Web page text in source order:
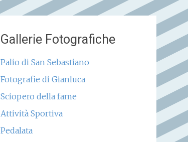
Gallerie Fotografiche
Palio di San Sebastiano
Fotografie di Gianluca
Sciopero della fame
Attività Sportiva
Pedalata